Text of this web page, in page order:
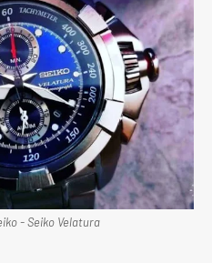
- Seiko Velatura